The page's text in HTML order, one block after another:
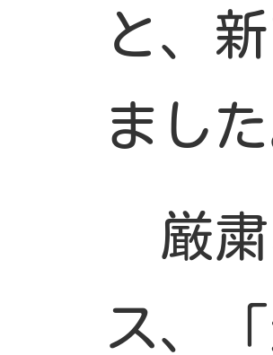
と、
ました
厳粛
ス、